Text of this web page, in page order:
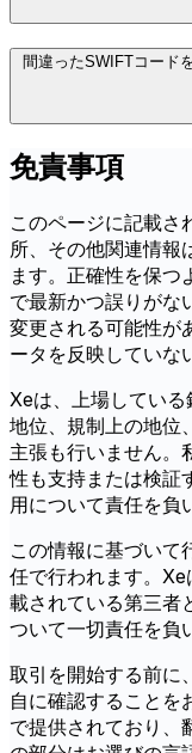
間違ったSWIFTコード
免責事項
このページに記載さ
所、その他関連情報
ます。正確性を保つ
で最新かつ誤りがな
変更される可能性が
ータを反映していな
Xeは、上場してい
地位、規制上の地位
主張も行いません。
性も支持または検証
用について責任を負
この情報に基づいて
任で行われます。
載されている第三者
ついて一切責任を負
取引を開始する前に
自に確認することを
で提供されており、